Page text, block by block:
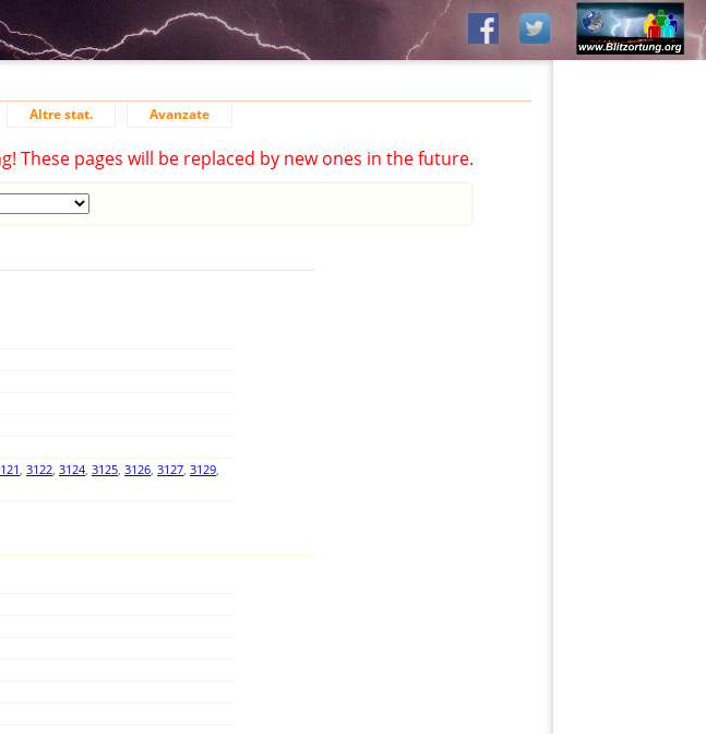
Altre stat. Avanzate
These pages will be replaced by new ones in the future.
, 3122, 3124, 3125, 3126, 3127, 3129,